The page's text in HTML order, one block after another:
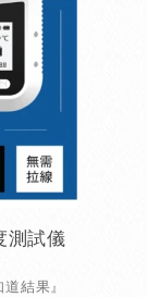
測試儀
結果』